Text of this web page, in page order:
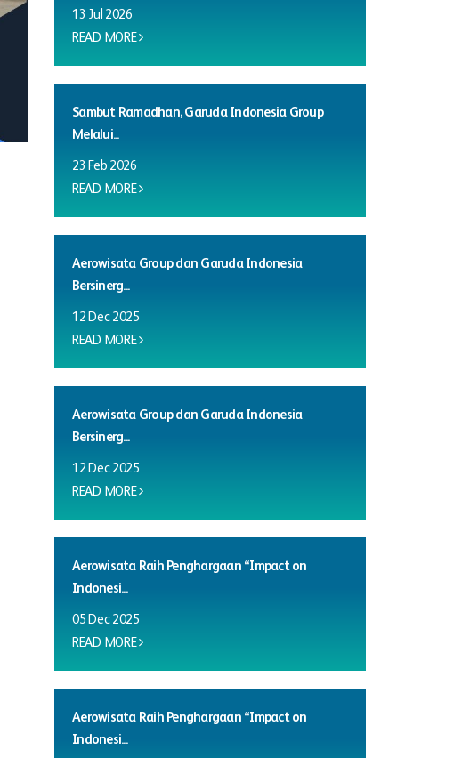
13 Jul 2026
READ MORE
Sambut Ramadhan, Garuda Indonesia Group
Melalui...
23 Feb 2026
READ MORE
Aerowisata Group dan Garuda Indonesia
Bersinerg...
12 Dec 2025
READ MORE
Aerowisata Group dan Garuda Indonesia
Bersinerg...
12 Dec 2025
READ MORE
Aerowisata Raih Penghargaan “Impact on
Indonesi...
05 Dec 2025
READ MORE
Aerowisata Raih Penghargaan “Impact on
Indonesi...